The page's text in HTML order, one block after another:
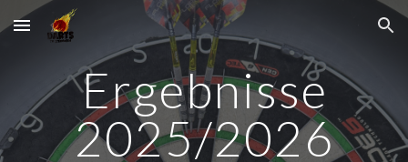
Skip to main content Skip to navigation
Ergebnisse
2025/2026